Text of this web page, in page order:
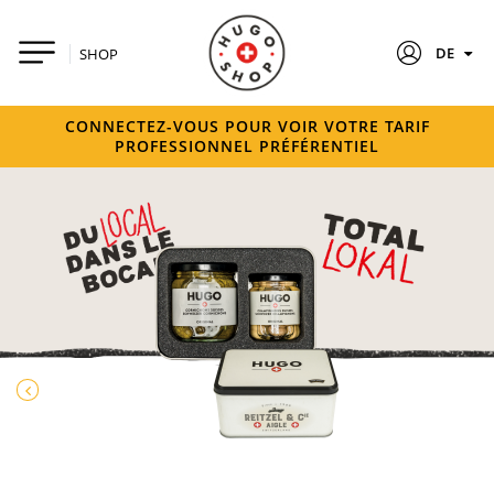
SHOP DE
CONNECTEZ-VOUS POUR VOIR VOTRE TARIF
PROFESSIONNEL PRÉFÉRENTIEL